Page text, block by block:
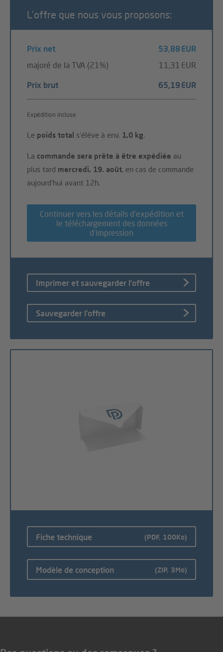
L’offre que nous vous proposons:
Prix net
53,88 EUR
majoré de la TVA (21%)
11,31 EUR
Prix brut 65,19 EUR
Expédition incluse
Le poids total s'élève à env. 1,0 kg.
La commande sera prête à être expédiée au
plus tard mercredi, 19. août, en cas de commande
aujourd'hui avant 12h.
Continuer vers les détails d’expédition et
le téléchargement des données
d’impression
Imprimer et sauvegarder l’offre
Sauvegarder l’offre
Fiche technique (PDF, 100Ko)
Modèle de conception (ZIP, 3Mo)